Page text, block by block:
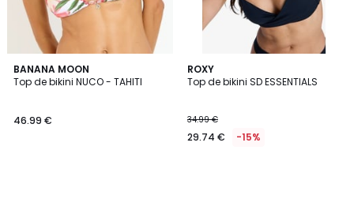
BANANA MOON
Top de bikini NUCO - TAHITI
46.99 €
ROXY
Top de bikini SD ESSENTIALS
34.99 €
29.74 € -15%